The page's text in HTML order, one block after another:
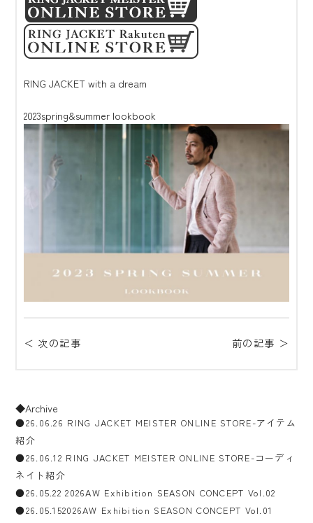
RING JACKET with a dream
2023spring&summer lookbook
＜ 次の記事 前の記事 ＞
◆Archive
●26.06.26 RING JACKET MEISTER ONLINE STORE-アイテム
紹介
●26.06.12 RING JACKET MEISTER ONLINE STORE-コーディ
ネイト紹介
●26.05.22 2026AW Exhibition SEASON CONCEPT Vol.02
●26.05.152026AW Exhibition SEASON CONCEPT Vol.01